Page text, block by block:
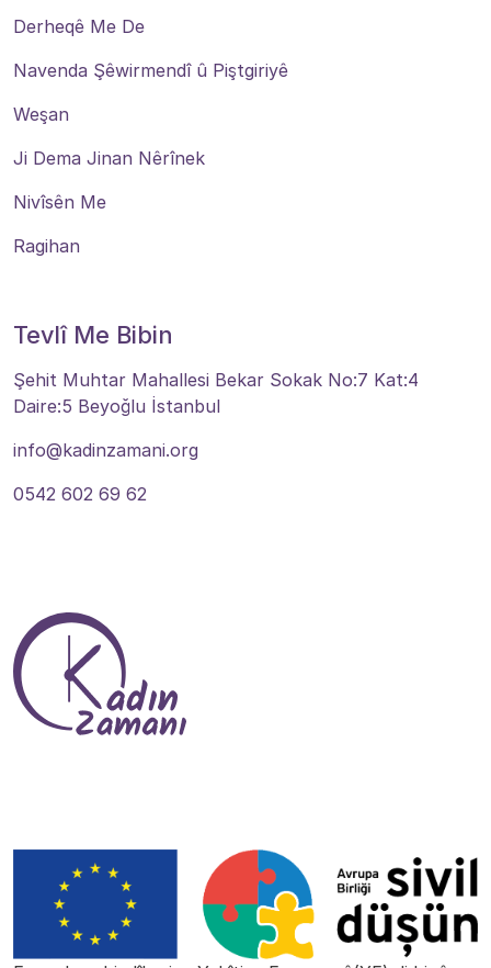
Derheqê Me De
Navenda Şêwirmendî û Piştgiriyê
Weşan
Ji Dema Jinan Nêrînek
Nivîsên Me
Ragihan
Tevlî Me Bibin
Şehit Muhtar Mahallesi Bekar Sokak No:7 Kat:4
Daire:5 Beyoğlu İstanbul
info@kadinzamani.org
0542 602 69 62